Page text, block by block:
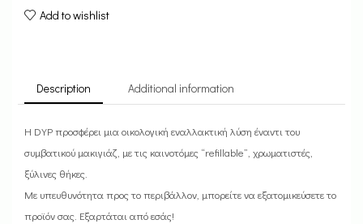
Add to wishlist
Description Additional information
Η DYP προσφέρει μια οικολογική εναλλακτική λύση έναντι του
συμβατικού μακιγιάζ, με τις καινοτόμες “refillable”, χρωματιστές,
ξύλινες θήκες.
Με υπευθυνότητα προς το περιβάλλον, μπορείτε να εξατομικεύσετε το
προϊόν σας. Εξαρτάται από εσάς!